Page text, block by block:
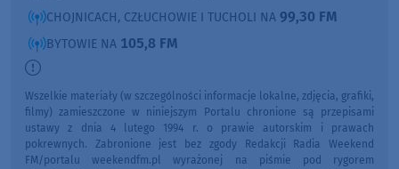
CHOJNICACH, CZŁUCHOWIE I TUCHOLI NA 99,30 FM
BYTOWIE NA 105,8 FM
Wszelkie materiały (w szczególności informacje lokalne, zdjęcia, grafiki,
filmy) zamieszczone w niniejszym Portalu chronione są przepisami
ustawy z dnia 4 lutego 1994 r. o prawie autorskim i prawach
pokrewnych. Zabronione jest bez zgody Redakcji Radia Weekend
FM/portalu weekendfm.pl wyrażonej na piśmie pod rygorem